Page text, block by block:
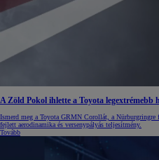
A Zöld Pokol ihlette a Toyota legextrémebb
Ismerd meg a Toyota GRMN Corollát, a
fejlett aerodinamika és versenypályás teljesítmény.
Tovább